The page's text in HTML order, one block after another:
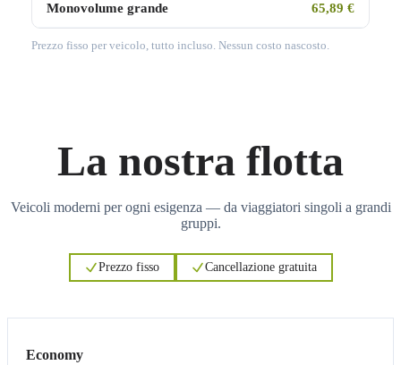
Monovolume grande 65,89 €
Prezzo fisso per veicolo, tutto incluso. Nessun costo nascosto.
La nostra flotta
Veicoli moderni per ogni esigenza — da viaggiatori singoli a grandi
gruppi.
Prezzo fisso Cancellazione gratuita
Economy